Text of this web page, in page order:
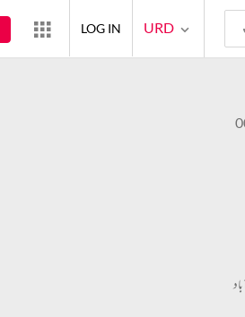
URD
LOG IN